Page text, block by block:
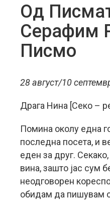
Oд
Серафим
Писмо
28 август/10
Драга Нина [Секо –
Помина околу една
последна посета, и
еден за друг.
вина, зашто јас сум
неодговорен
обидам да пишувам